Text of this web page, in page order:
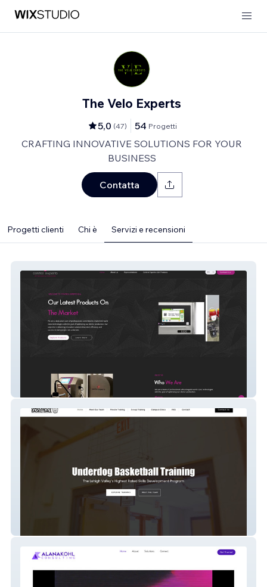
The Velo Experts
5,0 (47) 54 Progetti
CRAFTING INNOVATIVE SOLUTIONS FOR YOUR
BUSINESS
Contatta
Progetti clienti Chi è Servizi e recensioni
Controlexperto